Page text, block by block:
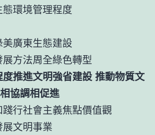
環境管理程度
廣東生態建設
方法周全綠色轉型
推進文明強省建設 推動物質文
協調相促進
行社會主義焦點價值觀
文明事業